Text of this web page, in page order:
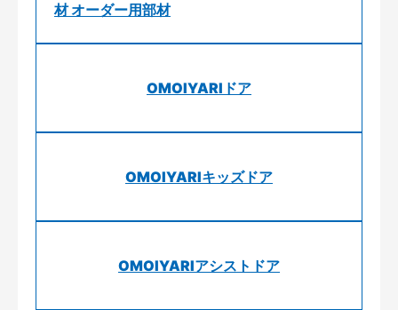
材 オーダー用部材
OMOIYARIドア
OMOIYARIキッズドア
OMOIYARIアシストドア